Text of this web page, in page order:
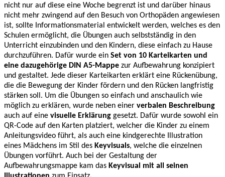
nicht nur auf diese eine Woche begrenzt ist und darüber hinaus
nicht mehr zwingend auf den Besuch von Orthopäden angewiesen
ist, sollte Informationsmaterial entwickelt werden, welches es den
Schulen ermöglicht, die Übungen auch selbstständig in den
Unterricht einzubinden und den Kindern, diese einfach zu Hause
durchzuführen. Dafür wurde ein Set von 10 Karteikarten und
eine dazugehörige DIN A5-Mappe zur Aufbewahrung konzipiert
und gestaltet. Jede dieser Karteikarten erklärt eine Rückenübung,
die die Bewegung der Kinder fördern und den Rücken langfristig
stärken soll. Um die Übungen so einfach und anschaulich wie
möglich zu erklären, wurde neben einer verbalen Beschreibung
auch auf eine visuelle Erklärung gesetzt. Dafür wurde sowohl ein
QR-Code auf den Karten platziert, welcher die Kinder zu einem
Anleitungsvideo führt, als auch eine kindgerechte Illustration
eines Mädchens im Stil des Keyvisuals, welche die einzelnen
Übungen vorführt. Auch bei der Gestaltung der
Aufbewahrungsmappe kam das Keyvisual mit all seinen